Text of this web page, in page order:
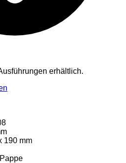
erhältlich.
190 mm